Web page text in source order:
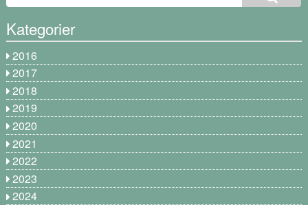
Kategorier
2016
2017
2018
2019
2020
2021
2022
2023
2024